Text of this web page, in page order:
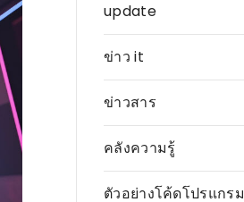
update
ข่าว it
ข่าวสาร
คลังความรู้
ตัวอย่างโค้ดโปรแกรม